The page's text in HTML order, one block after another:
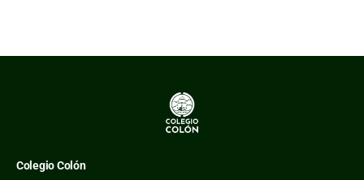
Colegio Colón